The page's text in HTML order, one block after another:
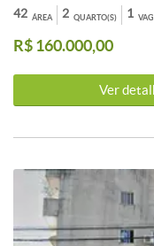
Venda 160.0000
aproximadamente R$
ÁREA
42 QUARTO(S)
2 1
R$ 160.000,00
Ver